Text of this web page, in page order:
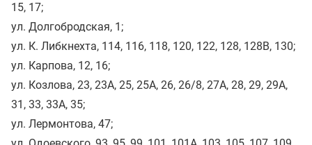
15, 17;
ул. Долгобродская, 1;
ул. К. Либкнехта, 114, 116, 118, 120, 122, 128, 128В, 130;
ул. Карпова, 12, 16;
ул. Козлова, 23, 23А, 25, 25А, 26, 26/8, 27А, 28, 29, 29А,
31, 33, 33А, 35;
ул. Лермонтова, 47;